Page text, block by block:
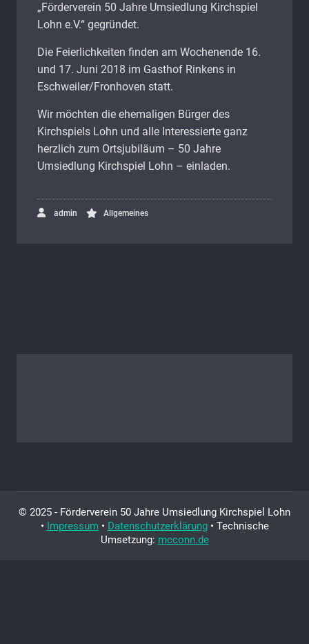
„Förderverein 50 Jahre Umsiedlung Kirchspiel
Lohn e.V.“ gegründet.
Die Feierlichkeiten finden am Wochenende 16.
und 17. Juni 2018 im Gasthof Rinkens in
Eschweiler/Fronhoven statt.
Wir möchten die ehemaligen Bürger des
Kirchspiels Lohn und alle Interessierte ganz
herzlich zum Ortsjubiläum – 50 Jahre
Umsiedlung Kirchspiel Lohn – einladen.
admin Allgemeines
© 2025 - Förderverein 50 Jahre Umsiedlung Kirchspiel Lohn
• Impressum • Datenschutzerklärung• Technische
Umsetzung: mcconn.de